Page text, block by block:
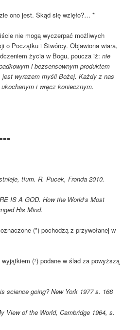
ono jest. Skąd się wzięło?… *
nie mogą wyczerpać możliwych
o Początku i Stwórcy. Objawiona wiara,
życia w Bogu, poucza iż:nie
i bezsensownym produktem
wyrazem myśli Bożej. Każdy z nas
i wręcz koniecznym.
tłum. R. Pucek, Fronda 2010.
IS A GOD. How the World’s Most
His Mind.
(*) pochodzą z przywołanej w
(⁷) podane w ślad za powyższą
science going? New York 1977 s. 168
View of the World, Cambridge 1964, s.